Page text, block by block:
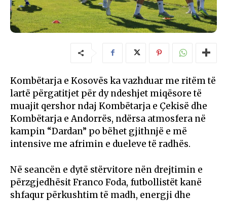
Kombëtarja e Kosovës ka vazhduar me ritëm të
lartë përgatitjet për dy ndeshjet miqësore të
muajit qershor ndaj Kombëtarja e Çekisë dhe
Kombëtarja e Andorrës, ndërsa atmosfera në
kampin “Dardan” po bëhet gjithnjë e më
intensive me afrimin e dueleve të radhës.
Në seancën e dytë stërvitore nën drejtimin e
përzgjedhësit Franco Foda, futbollistët kanë
shfaqur përkushtim të madh, energji dhe